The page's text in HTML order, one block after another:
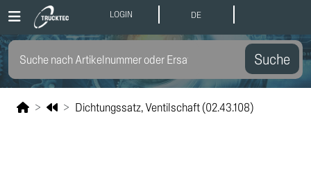
LOGIN DE
Suche
Dichtungssatz, Ventilschaft (02.43.108)